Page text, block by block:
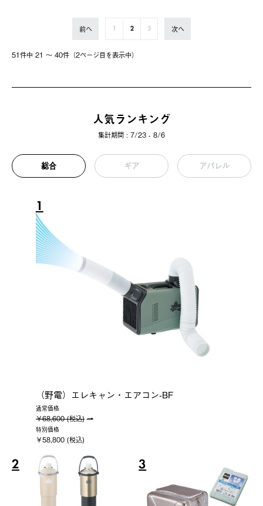
51件中 21 〜 40件（2ページ⽬を表⽰中）
前へ 2 3 次へ
人気ランキング
集計期間 : 7/23 - 8/6
総合 ギア アパレル
1
（野電）エレキャン・エアコン-BF
通常価格
￥68,600 (税込)
特別価格
￥58,800 (税込)
2 3